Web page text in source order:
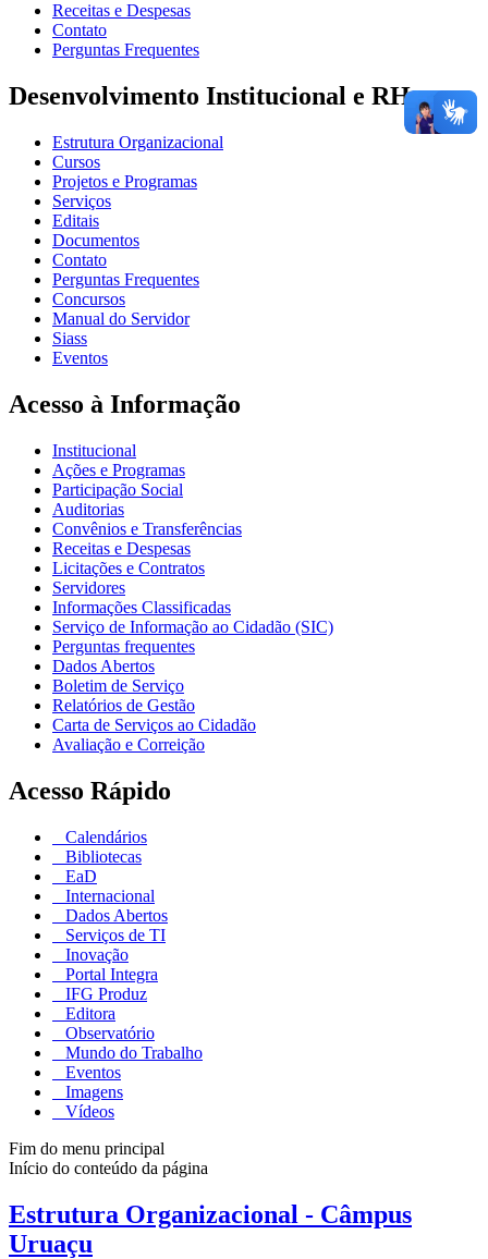
Receitas e Despesas
Contato
Perguntas Frequentes
Desenvolvimento Institucional e RH
Estrutura Organizacional
Cursos
Projetos e Programas
Serviços
Editais
Documentos
Contato
Perguntas Frequentes
Concursos
Manual do Servidor
Siass
Eventos
Acesso à Informação
Institucional
Ações e Programas
Participação Social
Auditorias
Convênios e Transferências
Receitas e Despesas
Licitações e Contratos
Servidores
Informações Classificadas
Serviço de Informação ao Cidadão (SIC)
Perguntas frequentes
Dados Abertos
Boletim de Serviço
Relatórios de Gestão
Carta de Serviços ao Cidadão
Avaliação e Correição
Acesso Rápido
Calendários
Bibliotecas
EaD
Internacional
Dados Abertos
Serviços de TI
Inovação
Portal Integra
IFG Produz
Editora
Observatório
Mundo do Trabalho
Eventos
Imagens
Vídeos
Fim do menu principal
Início do conteúdo da página
Estrutura Organizacional - Câmpus
Uruaçu